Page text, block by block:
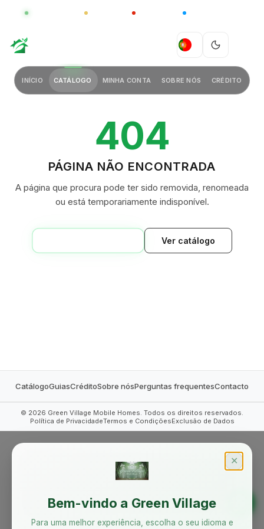
GLOBAL CHINA
PT
INÍCIO CATÁLOGO MINHA CONTA SOBRE NÓS CRÉDITO
404
PÁGINA NÃO ENCONTRADA
A página que procura pode ter sido removida, renomeada
ou está temporariamente indisponível.
Ver catálogo
CatálogoGuiasCréditoSobre nósPerguntas frequentesContacto
© 2026 Green Village Mobile Homes. Todos os direitos reservados.
Política de PrivacidadeTermos e CondiçõesExclusão de Dados
✕
Bem-vindo a Green Village
Para uma melhor experiência, escolha o seu idioma e